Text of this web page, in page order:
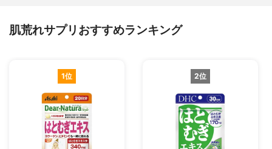
肌荒れサプリおすすめランキング
1位 2位